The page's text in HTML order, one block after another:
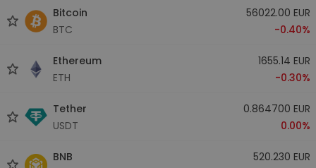
Bitcoin
BTC
56022.00 EUR
-0.40%
Ethereum
ETH
1655.14 EUR
-0.30%
Tether
USDT
0.864700 EUR
0.00%
BNB
520.230 EUR